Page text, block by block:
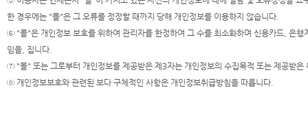
한 경우에는 "몰"은 그 오류를 정정할 때까지 당해 개인정보를 이용하지 않습니다.
⑥ "몰"은 개인정보 보호를 위하여 관리자를 한정하여 그 수를 최소화하며 신용카드, 은
임을, 집니다.
⑦ "몰" 또는 그로부터 개인정보를 제공받은 제3자는 개인정보의 수집목적 또는 제공받
⑧ 개인정보보호와 관련된 보다 구체적인 사항은 개인정보취급방침을 따릅니다.